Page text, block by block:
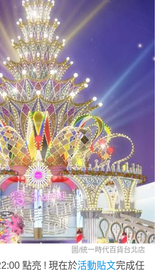
圖/統一時代百貨台北店
點亮 ! 現在於活動貼文完成任